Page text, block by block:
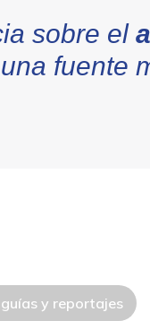
sobre el
fuente
y reportajes